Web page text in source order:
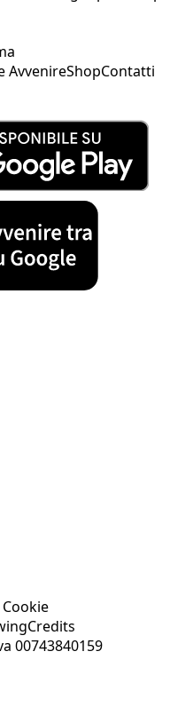
AvvenireShopContatti
Credits
00743840159